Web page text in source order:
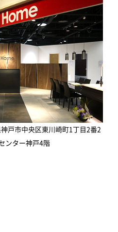
戸市中央区東川崎町1丁目2番2
ンター神戸4階